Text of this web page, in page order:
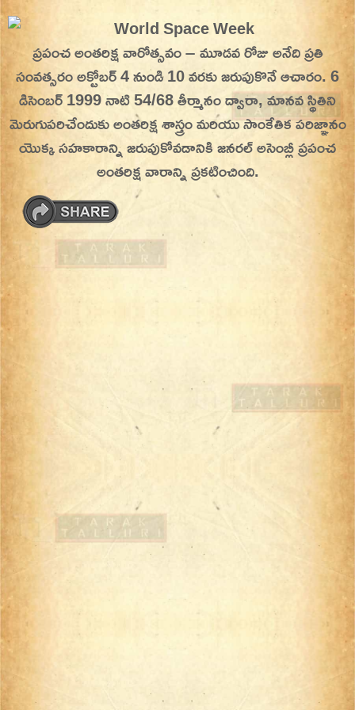
Skip
content
On This Day
Today in History | On This Day | This Day in
History | Today in India | What Happened
Today in India | Charitralo eroju | charitra lo
eroju |
ప్రపంచ అంతరిక్ష వారోత్సవం – మూడవ రోజుఅనేది ప్రతి
సంవత్సరం అక్టోబర్ 4 నుండి 10 వరకు జరుపుకొనే ఆచారం. 6
డిసెంబర్ 1999 నాటి 54/68 తీర్మానం ద్వారా, మానవ స్థితిని
మెరుగుపరిచేందుకు అంతరిక్ష శాస్త్రం మరియు సాంకేతిక పరిజ్ఞానం
యొక్క సహకారాన్ని జరుపుకోవడానికి జనరల్ అసెంబ్లీ ప్రపంచ
అంతరిక్ష వారాన్ని ప్రకటించింది.